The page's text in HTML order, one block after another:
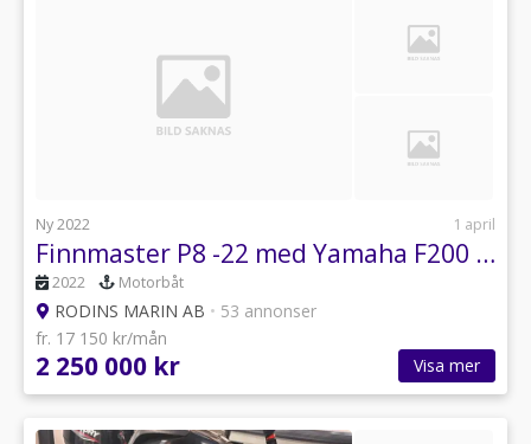
Ny 2022 1 april
Finnmaster P8 -22 med Yamaha F200 XCA x2 -25
2022 Motorbåt
RODINS MARIN AB • 53 annonser
fr. 17 150 kr/mån
2 250 000 kr Visa mer